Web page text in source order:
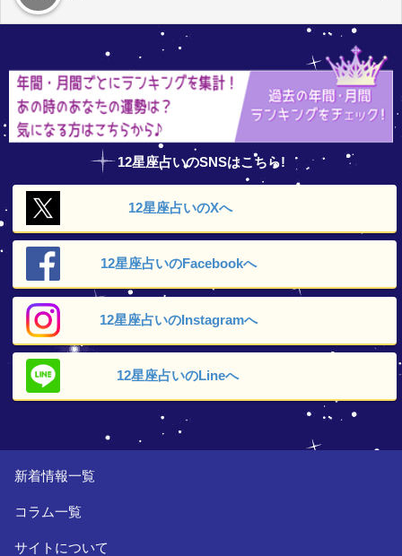
12星座占いのSNSはこちら!
12星座占いのXへ
12星座占いのFacebookへ
12星座占いのInstagramへ
12星座占いのLineへ
新着情報一覧
コラム一覧
サイトについて